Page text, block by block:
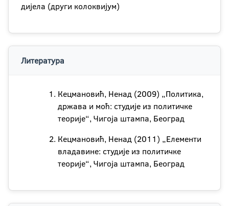
дијела (други колоквијум)
Литература
Кецмановић, Ненад (2009) „Политика,
држава и моћ: студије из политичке
теорије“, Чигоја штампа, Београд
Кецмановић, Ненад (2011) „Елементи
владавине: студије из политичке
теорије“, Чигоја штампа, Београд